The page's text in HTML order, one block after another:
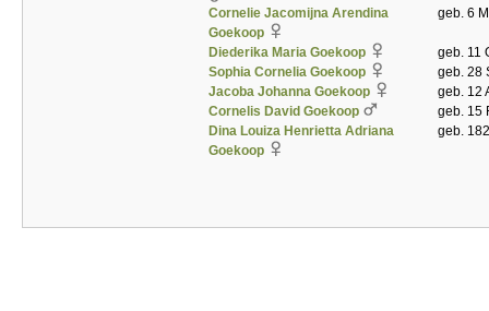
Cornelie Jacomijna Arendina
Goekoop
geb. 6
Diederika Maria Goekoop
geb. 11
Sophia Cornelia Goekoop
geb. 28
Jacoba Johanna Goekoop
geb. 12
Cornelis David Goekoop
geb. 15
Dina Louiza Henrietta Adriana
Goekoop
geb.